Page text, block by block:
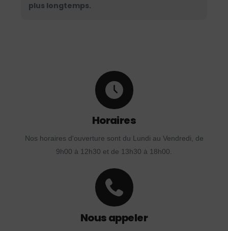
plus longtemps.
Horaires
Nos horaires d'ouverture sont du Lundi au Vendredi, de
9h00 à 12h30 et de 13h30 à 18h00.
Nous appeler